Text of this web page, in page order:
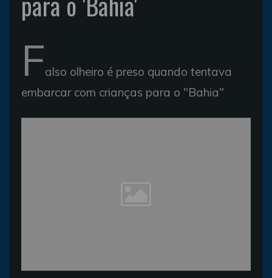
Falso olheiro é preso quando tentava
embarcar com crianças para o "Bahia"